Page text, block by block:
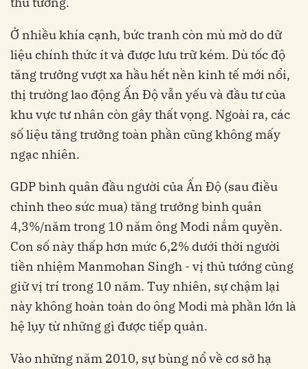
Ở nhiều khía cạnh, bức tranh còn mù mờ do dữ
liệu chính thức ít và được lưu trữ kém. Dù tốc độ
tăng trưởng vượt xa hầu hết nền kinh tế mới nổi,
thị trường lao động Ấn Độ vẫn yếu và đầu tư của
khu vực tư nhân còn gây thất vọng. Ngoài ra, các
số liệu tăng trưởng toàn phần cũng không mấy
ngạc nhiên.
GDP bình quân đầu người của Ấn Độ (sau điều
chỉnh theo sức mua) tăng trưởng bình quân
4,3%/năm trong 10 năm ông Modi nắm quyền.
Con số này thấp hơn mức 6,2% dưới thời người
tiền nhiệm Manmohan Singh - vị thủ tướng cũng
giữ vị trí trong 10 năm. Tuy nhiên, sự chậm lại
này không hoàn toàn do ông Modi mà phần lớn là
hệ lụy từ những gì được tiếp quản.
Vào những năm 2010, sự bùng nổ về cơ sở hạ